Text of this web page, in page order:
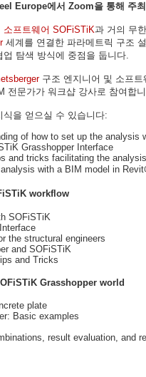
Europe에서 Zoom을 통해 주최
소프트웨어 SOFiSTiK과 거의 무
세계를 연결한 파라메트릭 구조
탐색 방식에 중점을 둡니다.
구조 엔지니어 및 소프트
전문가가 워크샵 강사로 참여합
을 얻으실 수 있습니다:
of how to set up the analysis
Grasshopper Interface
and tricks facilitating the
with a BIM model in
workflow
SOFiSTiK
the structural engineers
and SOFiSTiK
and Tricks
Grasshopper world
plate
Basic examples
result evaluation, and